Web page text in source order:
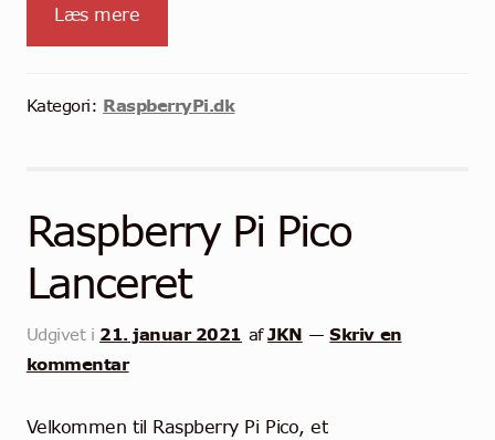
Læs mere
Kategori: RaspberryPi.dk
Raspberry Pi Pico
Lanceret
Udgivet i 21. januar 2021 afJKN —Skriv en
kommentar
Velkommen til Raspberry Pi Pico, et